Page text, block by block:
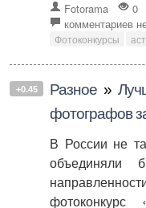
Fotorama 0
комментариев
Фотоконкурсы
+0.45 Разное »
фотографов
В России не
объединяли
фотоконкурс